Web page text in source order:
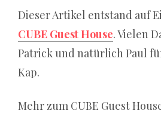
Dieser Artikel entstand auf
CUBE Guest House. Vielen
Patrick und natürlich Paul
Kap.
Mehr zum CUBE Guest